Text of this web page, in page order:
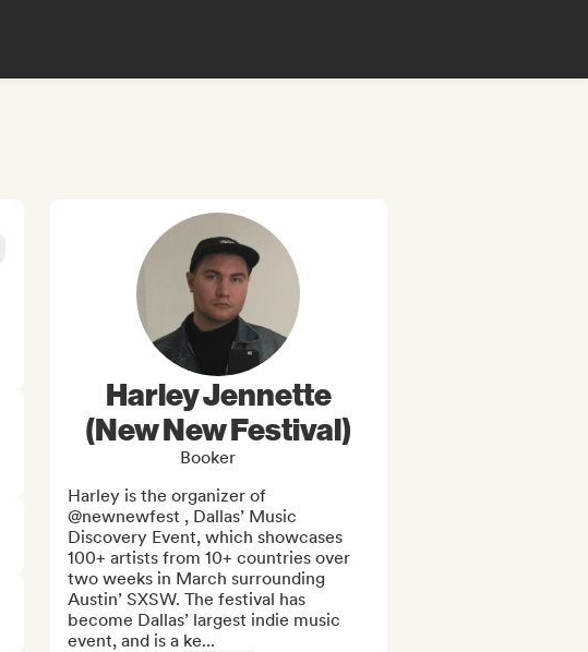
Harley Jennette
(New New Festival)
Booker
Harley is the organizer of
@newnewfest , Dallas’ Music
Discovery Event, which showcases
100+ artists from 10+ countries over
two weeks in March surrounding
Austin’ SXSW. The festival has
become Dallas’ largest indie music
event, and is a ke...